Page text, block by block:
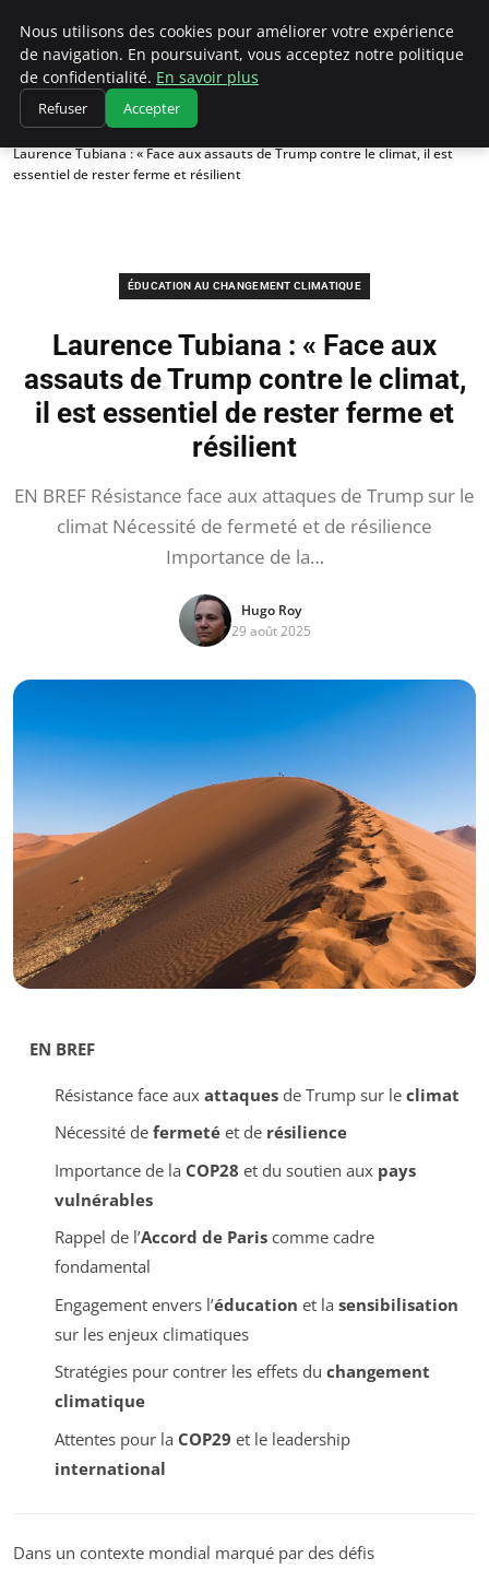
Climatedebtagents
Accueil
Éducation au changement climatique
Laurence Tubiana : « Face aux assauts de Trump contre le climat, il est
essentiel de rester ferme et résilient
ÉDUCATION AU CHANGEMENT CLIMATIQUE
Laurence Tubiana : « Face aux
assauts de Trump contre le climat,
il est essentiel de rester ferme et
résilient
EN BREF Résistance face aux attaques de Trump sur le
climat Nécessité de fermeté et de résilience
Importance de la…
Hugo Roy
29 août 2025
EN BREF
Résistance face aux attaquesde Trump sur le climat
Nécessité de fermetéet de résilience
Importance de la COP28 et du soutien aux pays
vulnérables
Rappel de l’Accord de Pariscomme cadre
fondamental
Engagement envers l’éducation et la sensibilisation
sur les enjeux climatiques
Stratégies pour contrer les effets du changement
climatique
Attentes pour la COP29 et le leadership
international
Dans un contexte mondial marqué par des défis
Nous utilisons des cookies pour améliorer votre expérience
de navigation. En poursuivant, vous acceptez notre politique
de confidentialité. En savoir plus
Refuser Accepter